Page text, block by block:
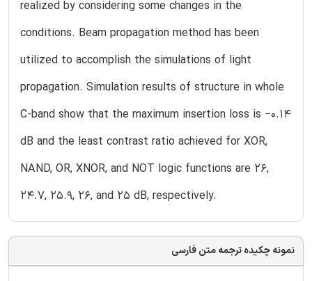
realized by considering some changes in the
conditions. Beam propagation method has been
utilized to accomplish the simulations of light
propagation. Simulation results of structure in whole
C-band show that the maximum insertion loss is −0.14
dB and the least contrast ratio achieved for XOR,
NAND, OR, XNOR, and NOT logic functions are 26,
24.7, 25.9, 26, and 25 dB, respectively.
نمونه چکیده ترجمه متن فارسی